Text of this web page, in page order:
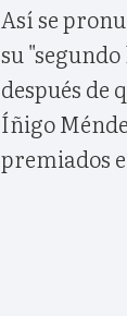
Así se
su
después de
Íñigo
premiados